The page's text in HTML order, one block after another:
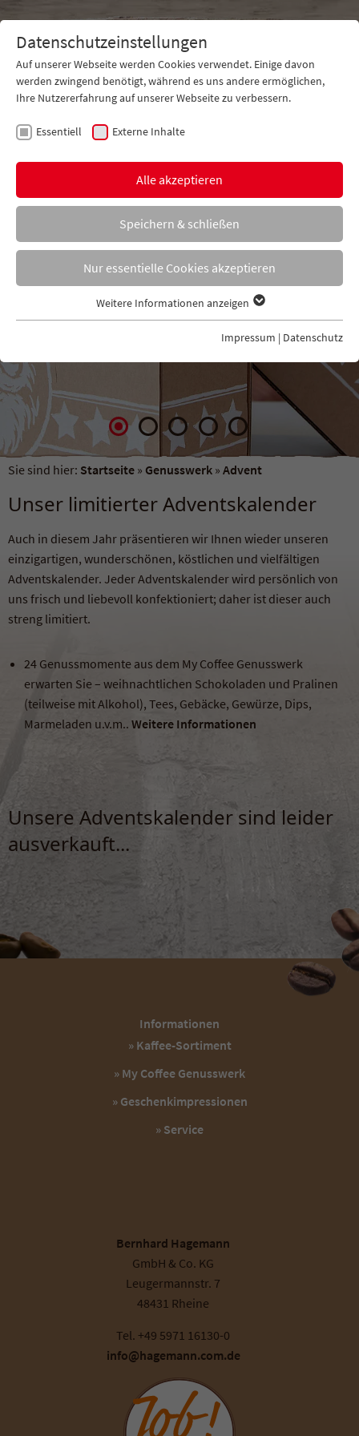
Kontakt Tel. +49 5971 16130-0
Sie sind hier: Startseite » Genusswerk » Advent
Unser limitierter Adventskalender
Auch in diesem Jahr präsentieren wir Ihnen wieder unseren
einzigartigen, wunderschönen, köstlichen und vielfältigen
Adventskalender. Jeder Adventskalender wird persönlich von
uns frisch und liebevoll konfektioniert; daher ist dieser auch
streng limitiert.
24 Genussmomente aus dem My Coffee Genusswerk
erwarten Sie – weihnachtlichen Schokoladen und Pralinen
(teilweise mit Alkohol), Tees, Gebäcke, Gewürze, Dips,
Marmeladen u.v.m.. Weitere Informationen
Unsere Adventskalender sind leider
ausverkauft...
Informationen
» Kaffee-Sortiment
» My Coffee Genusswerk
» Geschenkimpressionen
» Service
Bernhard Hagemann
GmbH & Co. KG
Leugermannstr. 7
48431 Rheine
Tel. +49 5971 16130-0
info@hagemann.com.de
Datenschutzeinstellungen
Auf unserer Webseite werden Cookies verwendet. Einige davon
werden zwingend benötigt, während es uns andere ermöglichen,
Ihre Nutzererfahrung auf unserer Webseite zu verbessern.
Essentiell Externe Inhalte
Alle akzeptieren
Speichern & schließen
Nur essentielle Cookies akzeptieren
Essentielle Cookies werden für grundlegende Funktionen der
Webseite benötigt. Dadurch ist gewährleistet, dass die Webseite
einwandfrei funktioniert.
Name fe_typo_user / PHPSESSID
Anbieter TYPO3
Laufzeit Session
Zweck
Dieses Cookie ist ein Standard-Session-
Benutzer-Logins die Session-ID. So kann der
eingeloggte Benutzer wiedererkannt werden
und es wird ihm Zugang zu geschützten
Bereichen gewährt.
Anbieter TYPO3
Laufzeit 1 Jahr
Cookie-Informationen anzeigen
Externe Inhalte
Wir verwenden auf unserer Website externe Inhalte, um Ihnen
Weitere Informationen anzeigen
Impressum | Datenschutz